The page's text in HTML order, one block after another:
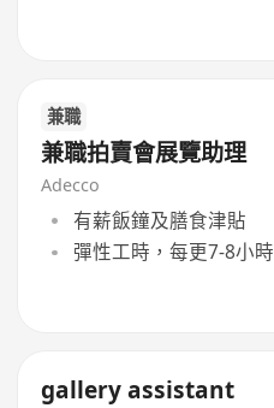
兼職
兼職拍賣會展覽助理
Adecco
有薪飯鐘及膳食津貼
彈性工時，每更7-8小時
gallery assistant